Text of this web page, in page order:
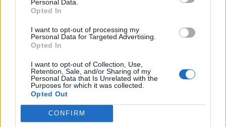
Personal Data.
Opted In
I want to opt-out of processing my
Personal Data for Targeted Advertising.
Opted In
I want to opt-out of Collection, Use,
Retention, Sale, and/or Sharing of my
Personal Data that Is Unrelated with the
Purposes for which it was collected.
Opted Out
CONFIRM
Az előfizetés a következőket tartalmazza:
Portfolio.hu teljes cikkarchívum
Kötéslisták: BÉT elmúlt 2 év napon belüli
Előfizetés
MÁR ELŐFIZETŐNK VAGY?